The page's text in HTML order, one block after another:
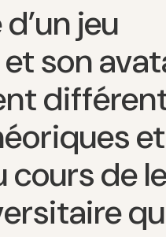
jeu
son
et
cours de